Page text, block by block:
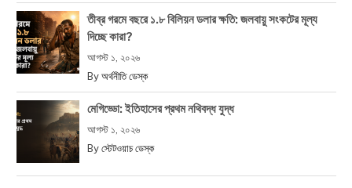
তীব্র গরমে বছরে ১.৮ বিলিয়ন ডলার ক্ষতি: জলবায়ু সংকটের মূল্য
দিচ্ছে কারা?
আগস্ট ১, ২০২৬
By অর্থনীতি ডেস্ক
মেগিড্ডো: ইতিহাসের প্রথম নথিবদ্ধ যুদ্ধ
আগস্ট ১, ২০২৬
By স্টেটওয়াচ ডেস্ক